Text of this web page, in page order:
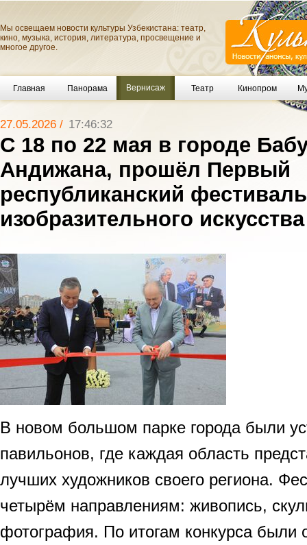
Мы освещаем новости культуры Узбекистана: театр,
кино, музыка, история, литература, просвещение и
многое другое.
Главная Панорама Вернисаж Театр Кинопром
27.05.2026 / 17:46:32
С 18 по 22 мая в городе
Андижана, прошёл Первый
республиканский фестиваль
изобразительного искусства
В новом большом парке города были
павильонов, где каждая область
лучших художников своего региона.
четырём направлениям: живопись,
фотография. По итогам конкурса были